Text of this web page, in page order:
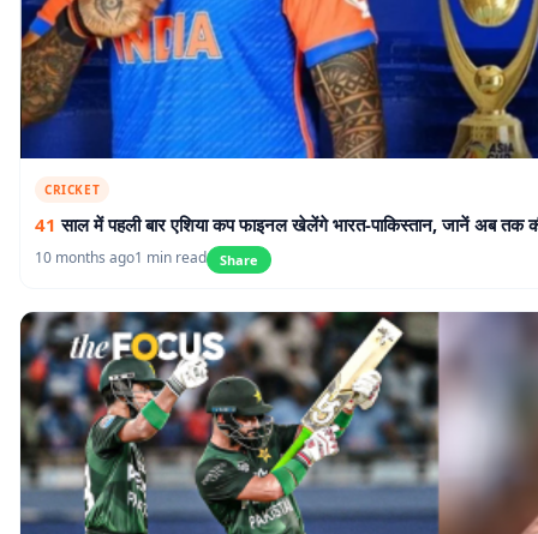
CRICKET
41 साल में पहली बार एशिया कप फाइनल खेलेंगे भारत-पाकिस्तान, जानें अब तक
10 months ago1 min read Share